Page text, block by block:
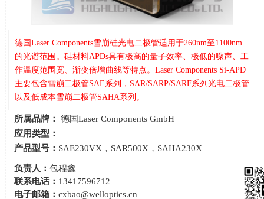
德国Laser Components雪崩硅光电二极管适用于260nm至1100nm
的光谱范围。硅材料APDs具有极高的量子效率、极低的噪声、工
作温度范围宽、渐变倍增曲线等特点。Laser Components Si-APD
主要包含雪崩二极管SAE系列，SAR/SARP/SARF系列光电二极管
以及低成本雪崩二极管SAHA系列。
所属品牌：
德国Laser Components GmbH
应用类型：
产品型号： SAE230VX，SAR500X，SAHA230X
负责人：包程鑫
联系电话： 13417596712
电子邮箱：cxbao@welloptics.cn